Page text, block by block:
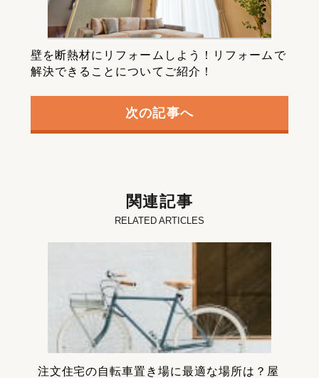
壁を断熱材にリフォームしよう！リフォームで
解決できることについてご紹介！
次の記事へ
関連記事
RELATED ARTICLES
注文住宅の自転車置き場に最適な場所は？屋